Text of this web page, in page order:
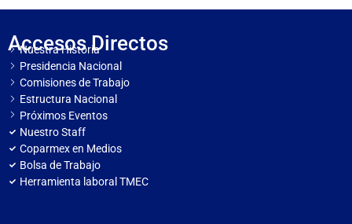
Accesos Directos
Nuestra Historia
Presidencia Nacional
Comisiones de Trabajo
Estructura Nacional
Próximos Eventos
Nuestro Staff
Coparmex en Medios
Bolsa de Trabajo
Herramienta laboral TMEC